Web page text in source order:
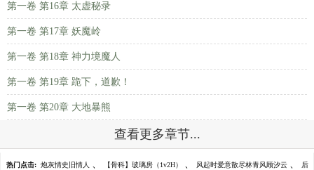
第一卷 第16章 太虚秘录
第一卷 第17章 妖魔岭
第一卷 第18章 神力境魔人
第一卷 第19章 跪下，道歉！
第一卷 第20章 大地暴熊
查看更多章节...
热门点击: 炮灰情史旧情人 、 【骨科】玻璃房（1v2H） 、 风起时爱意散尽林青风顾汐云 、 后